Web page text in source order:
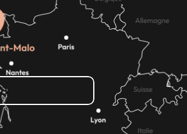
Hoe kom ik daar?